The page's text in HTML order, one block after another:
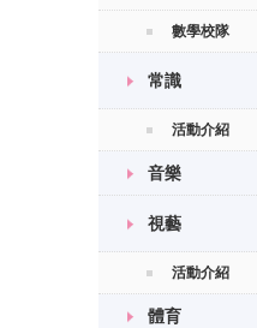
數學校隊
常識
活動介紹
音樂
視藝
活動介紹
體育